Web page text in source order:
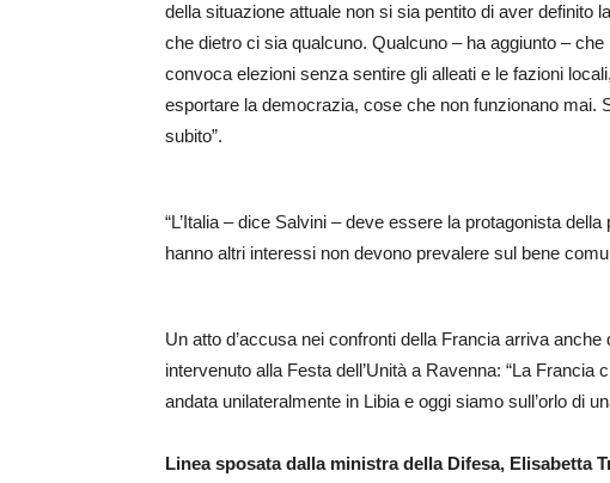
della situazione attuale non si sia pentito di aver definito
che dietro ci sia qualcuno. Qualcuno – ha aggiunto –
convoca elezioni senza sentire gli alleati e le fazioni
esportare la democrazia, cose che non funzionano mai.
subito”.
“L’Italia – dice Salvini – deve essere la protagonista
hanno altri interessi non devono prevalere sul bene
Un atto d’accusa nei confronti della Francia arriva
intervenuto alla Festa dell’Unità a Ravenna: “La
andata unilateralmente in Libia e oggi siamo sull’orlo di
Linea sposata dalla ministra della Difesa, Elisabetta